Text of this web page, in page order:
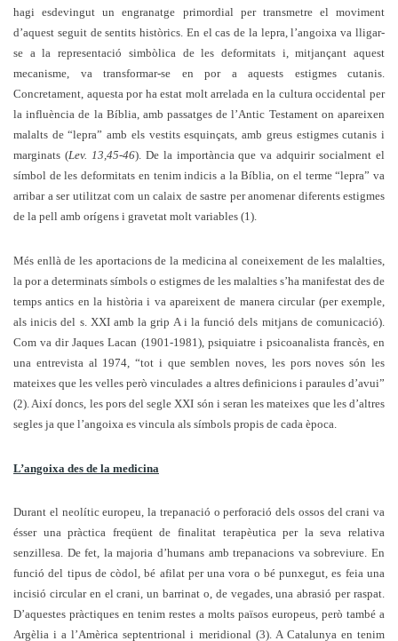
hagi esdevingut un engranatge primordial per transmetre el moviment
d’aquest seguit de sentits històrics. En el cas de la lepra, l’angoixa va lligar-
se a la representació simbòlica de les deformitats i, mitjançant aquest
mecanisme, va transformar-se en por a aquests estigmes cutanis.
Concretament, aquesta por ha estat molt arrelada en la cultura occidental per
la influència de la Bíblia, amb passatges de l’Antic Testament on apareixen
malalts de “lepra” amb els vestits esquinçats, amb greus estigmes cutanis i
marginats (Lev. 13,45-46). De la importància que va adquirir socialment el
símbol de les deformitats en tenim indicis a la Bíblia, on el terme “lepra” va
arribar a ser utilitzat com un calaix de sastre per anomenar diferents estigmes
de la pell amb orígens i gravetat molt variables (1).
Més enllà de les aportacions de la medicina al coneixement de les malalties,
la por a determinats símbols o estigmes de les malalties s’ha manifestat des de
temps antics en la història i va apareixent de manera circular (per exemple,
als inicis del s. XXI amb la grip A i la funció dels mitjans de comunicació).
Com va dir Jaques Lacan (1901-1981), psiquiatre i psicoanalista francès, en
una entrevista al 1974, “tot i que semblen noves, les pors noves són les
mateixes que les velles però vinculades a altres definicions i paraules d’avui”
(2). Així doncs, les pors del segle XXI són i seran les mateixes que les d’altres
segles ja que l’angoixa es vincula als símbols propis de cada època.
L’angoixa des de la medicina
Durant el neolític europeu, la trepanació o perforació dels ossos del crani va
ésser una pràctica freqüent de finalitat terapèutica per la seva relativa
senzillesa. De fet, la majoria d’humans amb trepanacions va sobreviure. En
funció del tipus de còdol, bé afilat per una vora o bé punxegut, es feia una
incisió circular en el crani, un barrinat o, de vegades, una abrasió per raspat.
D’aquestes pràctiques en tenim restes a molts països europeus, però també a
Argèlia i a l’Amèrica septentrional i meridional (3). A Catalunya en tenim